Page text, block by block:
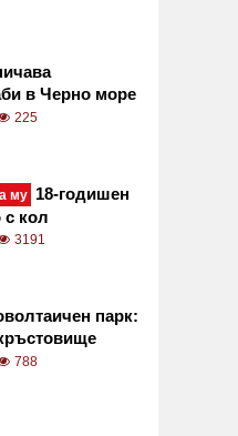
в Черно море
225
му 18-годишен
кол
3191
парк:
788